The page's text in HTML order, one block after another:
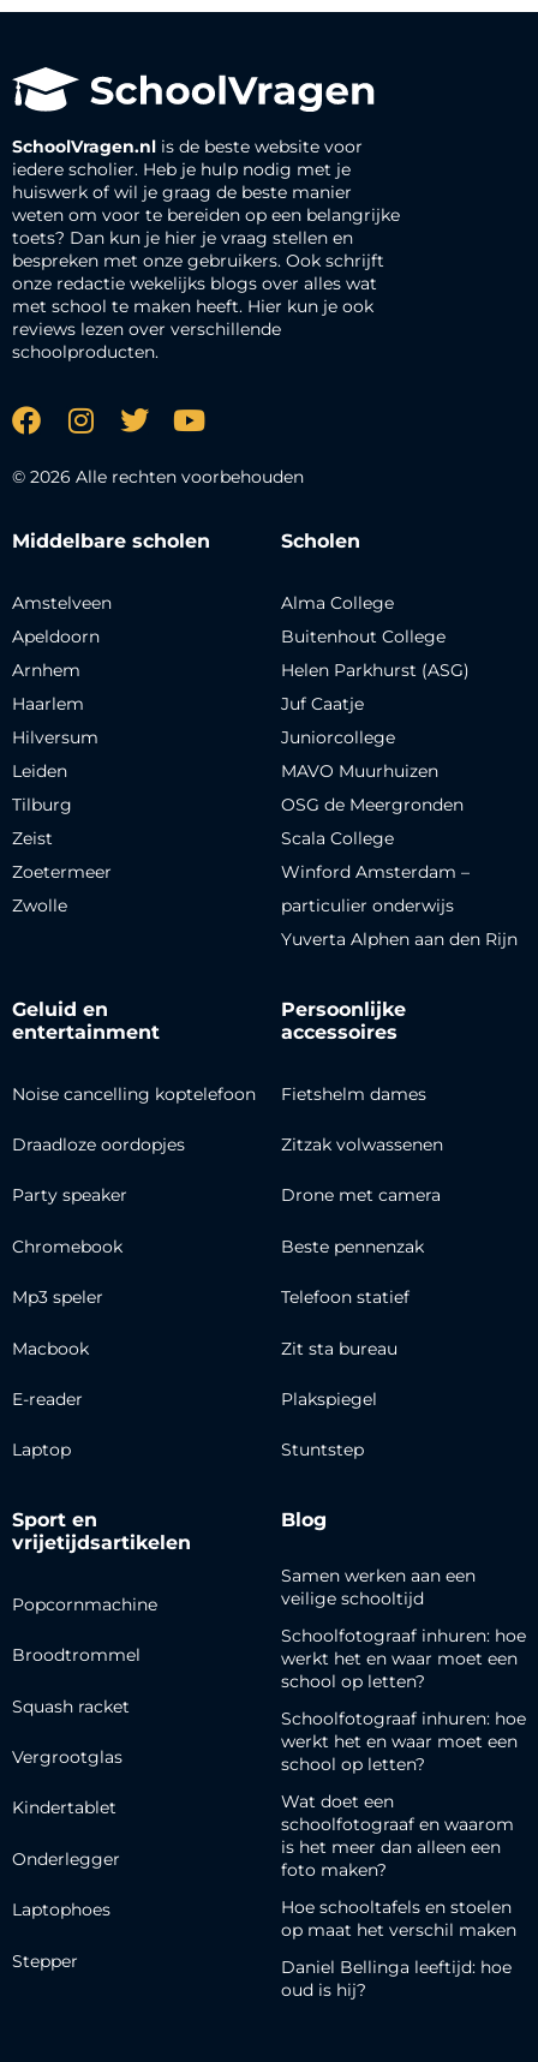
SchoolVragen.nl is de beste website voor
iedere scholier. Heb je hulp nodig met je
huiswerk of wil je graag de beste manier
weten om voor te bereiden op een belangrijke
toets? Dan kun je hier je vraag stellen en
bespreken met onze gebruikers. Ook schrijft
onze redactie wekelijks blogs over alles wat
met school te maken heeft. Hier kun je ook
reviews lezen over verschillende
schoolproducten.
© 2026 Alle rechten voorbehouden
Middelbare scholen
Amstelveen
Apeldoorn
Arnhem
Haarlem
Hilversum
Leiden
Tilburg
Zeist
Zoetermeer
Zwolle
Scholen
Alma College
Buitenhout College
Helen Parkhurst (ASG)
Juf Caatje
Juniorcollege
MAVO Muurhuizen
OSG de Meergronden
Scala College
Winford Amsterdam –
particulier onderwijs
Yuverta Alphen aan den Rijn
Geluid en
entertainment
Noise cancelling koptelefoon
Draadloze oordopjes
Party speaker
Chromebook
Mp3 speler
Macbook
E-reader
Laptop
Persoonlijke
accessoires
Fietshelm dames
Zitzak volwassenen
Drone met camera
Beste pennenzak
Telefoon statief
Zit sta bureau
Plakspiegel
Stuntstep
Sport en
vrijetijdsartikelen
Popcornmachine
Broodtrommel
Squash racket
Vergrootglas
Kindertablet
Onderlegger
Laptophoes
Stepper
Blog
Samen werken aan een
veilige schooltijd
Schoolfotograaf inhuren: hoe
werkt het en waar moet een
school op letten?
Schoolfotograaf inhuren: hoe
werkt het en waar moet een
school op letten?
Wat doet een
schoolfotograaf en waarom
is het meer dan alleen een
foto maken?
Hoe schooltafels en stoelen
op maat het verschil maken
Daniel Bellinga leeftijd: hoe
oud is hij?